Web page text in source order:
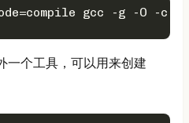
gcc -g -O -c
一个工具，可以用来创建